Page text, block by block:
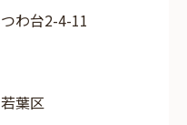
わ台2-4-11
葉区